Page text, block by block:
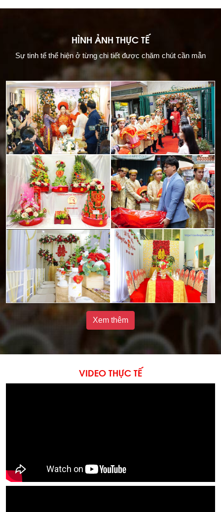
HÌNH ẢNH THỰC TẾ
Sự tinh tế thể hiện ở từng chi tiết được chăm chút cần mẫn
Xem thêm
VIDEO THỰC TẾ